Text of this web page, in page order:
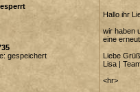
gespeichert
Hallo ihr
wir haben
eine
Liebe
Lisa |
<hr>